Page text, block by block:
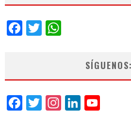
Facebook
Twitter
SÍGUENOS:
Facebook
Twitter
Instagram